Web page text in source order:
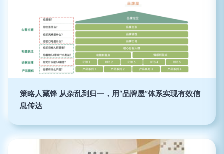
策略人藏锋 从杂乱到归一，用“品牌屋”体系实现有效信
息传达